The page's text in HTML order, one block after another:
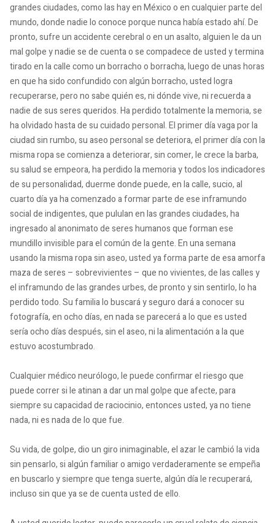
grandes ciudades, como las hay en México o en cualquier parte del
mundo, donde nadie lo conoce porque nunca había estado ahí. De
pronto, sufre un accidente cerebral o en un asalto, alguien le da un
mal golpe y nadie se de cuenta o se compadece de usted y termina
tirado en la calle como un borracho o borracha, luego de unas horas
en que ha sido confundido con algún borracho, usted logra
recuperarse, pero no sabe quién es, ni dónde vive, ni recuerda a
nadie de sus seres queridos. Ha perdido totalmente la memoria, se
ha olvidado hasta de su cuidado personal. El primer día vaga por la
ciudad sin rumbo, su aseo personal se deteriora, el primer día con la
misma ropa se comienza a deteriorar, sin comer, le crece la barba,
su salud se empeora, ha perdido la memoria y todos los indicadores
de su personalidad, duerme donde puede, en la calle, sucio, al
cuarto día ya ha comenzado a formar parte de ese inframundo
social de indigentes, que pululan en las grandes ciudades, ha
ingresado al anonimato de seres humanos que forman ese
mundillo invisible para el común de la gente. En una semana
usando la misma ropa sin aseo, usted ya forma parte de esa amorfa
maza de seres – sobrevivientes – que no vivientes, de las calles y
el inframundo de las grandes urbes, de pronto y sin sentirlo, lo ha
perdido todo. Su familia lo buscará y seguro dará a conocer su
fotografía, en ocho días, en nada se parecerá a lo que es usted
sería ocho días después, sin el aseo, ni la alimentación a la que
estuvo acostumbrado.
Cualquier médico neurólogo, le puede confirmar el riesgo que
puede correr si le atinan a dar un mal golpe que afecte, para
siempre su capacidad de raciocinio, entonces usted, ya no tiene
nada, ni es nada de lo que fue.
Su vida, de golpe, dio un giro inimaginable, el azar le cambió la vida
sin pensarlo, si algún familiar o amigo verdaderamente se empeña
en buscarlo y siempre que tenga suerte, algún día le recuperará,
incluso sin que ya se de cuenta usted de ello.